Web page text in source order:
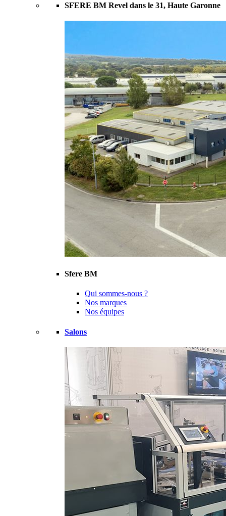
SFERE BM Revel dans le 31, Haute Garonne
Sfere BM
Qui sommes-nous ?
Nos marques
Nos équipes
Salons